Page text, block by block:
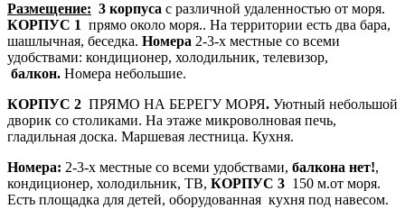
Размещение: 3 корпуса с различной удаленностью от моря.
КОРПУС 1 прямо около моря.. На территории есть два бара,
шашлычная, беседка. Номера 2-3-х местные со всеми
удобствами: кондиционер, холодильник, телевизор,
балкон. Номера небольшие.
КОРПУС 2 ПРЯМО НА БЕРЕГУ МОРЯ. Уютный небольшой
дворик со столиками. На этаже микроволновая печь,
гладильная доска. Маршевая лестница. Кухня.
Номера: 2-3-х местные со всеми удобствами, балкона нет!,
кондиционер, холодильник, ТВ, КОРПУС 3 150 м.от моря.
Есть площадка для детей, оборудованная кухня под навесом.